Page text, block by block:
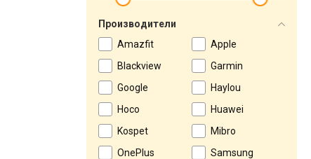
Производители
Amazfit
Apple
Blackview
Garmin
Google
Haylou
Hoco
Huawei
Kospet
Mibro
OnePlus
Samsung